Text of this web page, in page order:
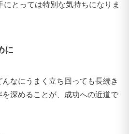
にとっては特別な気持ちになりま
に
なにうまく立ち回っても長続き
深めることが、成功への近道で